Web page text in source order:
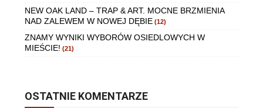
NEW OAK LAND – TRAP & ART. MOCNE BRZMIENIA
NAD ZALEWEM W NOWEJ DĘBIE (12)
ZNAMY WYNIKI WYBORÓW OSIEDLOWYCH W
MIEŚCIE! (21)
OSTATNIE KOMENTARZE